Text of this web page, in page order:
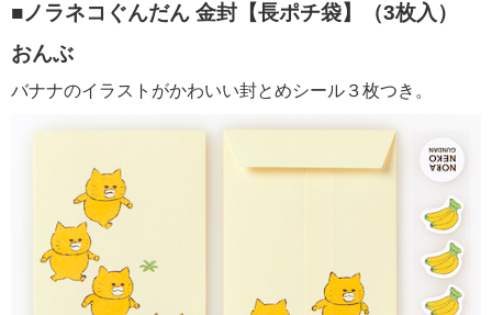
■ノラネコぐんだん 金封【長ポチ袋】（3枚入）
おんぶ
バナナのイラストがかわいい封とめシール３枚つき。